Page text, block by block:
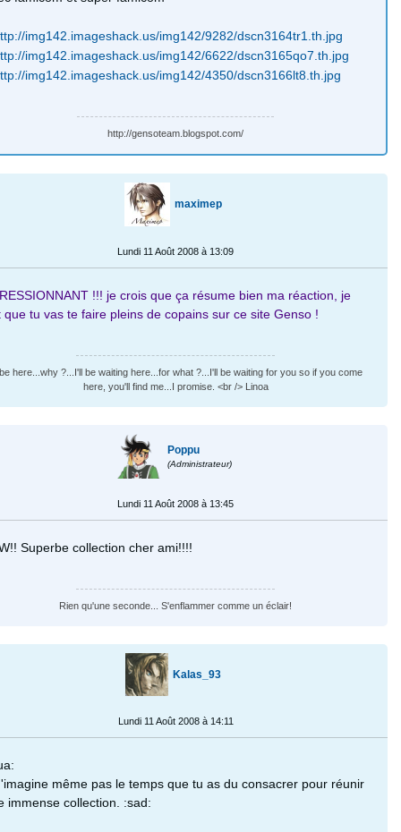
http://gensoteam.blogspot.com/
maximep
Lundi 11 Août 2008 à 13:09
!!! je crois que ça résume bien ma réaction, je
que tu vas te faire pleins de copains sur ce site Genso !
here...why ?...I'll be waiting here...for what ?...I'll be waiting for you so if you come
here, you'll find me...I promise. <br /> Linoa
Poppu
(Administrateur)
Lundi 11 Août 2008 à 13:45
Superbe collection cher ami!!!!
Rien qu'une seconde... S'enflammer comme un éclair!
Kalas_93
Lundi 11 Août 2008 à 14:11
même pas le temps que tu as du consacrer pour réunir
immense collection. :sad: